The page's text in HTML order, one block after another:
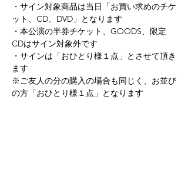
・サイン対象商品は当日「お買い求めのチケ
ット、CD、DVD」となります
・本公演の半券チケット、GOODS、限定
CDはサイン対象外です
・サインは「おひとり様１点」とさせて頂き
ます
※ご友人の分の購入の場合も同じく、お並び
の方「おひとり様１点」となります